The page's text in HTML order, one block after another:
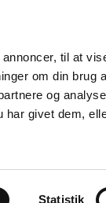
til at
om din brug
og
givet dem,
Statistik
Nyheder
og